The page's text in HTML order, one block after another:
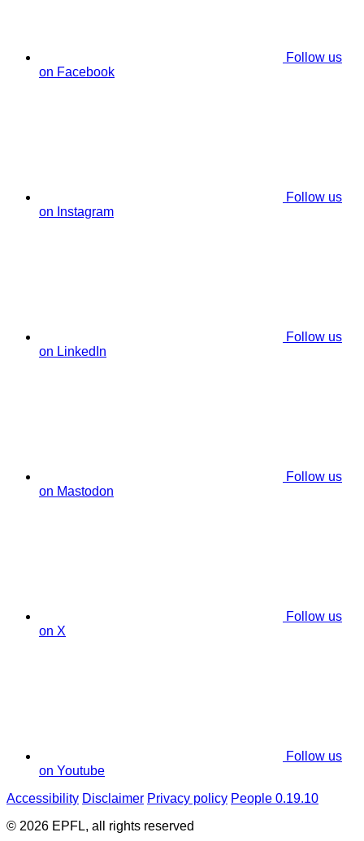
Follow us
on Facebook
Follow us
on Instagram
Follow us
on LinkedIn
Follow us
on Mastodon
Follow us
on X
Follow us
on Youtube
Accessibility Disclaimer Privacy policy People 0.19.10
© 2026 EPFL, all rights reserved